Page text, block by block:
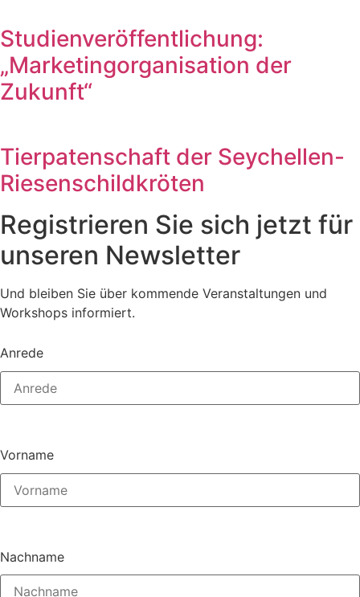
Studienveröffentlichung:
„Marketingorganisation der
Zukunft“
Tierpatenschaft der Seychellen-
Riesenschildkröten
Registrieren Sie sich jetzt für
unseren Newsletter
Und bleiben Sie über kommende Veranstaltungen und
Workshops informiert.
Anrede
Vorname
Nachname